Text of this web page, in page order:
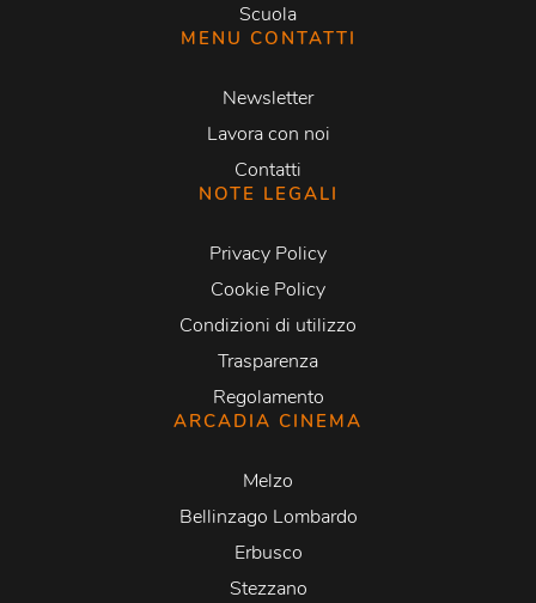
Scuola
MENU CONTATTI
Newsletter
Lavora con noi
Contatti
NOTE LEGALI
Privacy Policy
Cookie Policy
Condizioni di utilizzo
Trasparenza
Regolamento
ARCADIA CINEMA
Melzo
Bellinzago Lombardo
Erbusco
Stezzano